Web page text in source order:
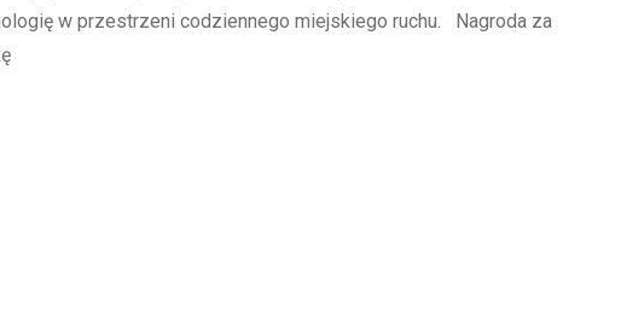
w przestrzeni codziennego miejskiego ruchu. Nagroda za